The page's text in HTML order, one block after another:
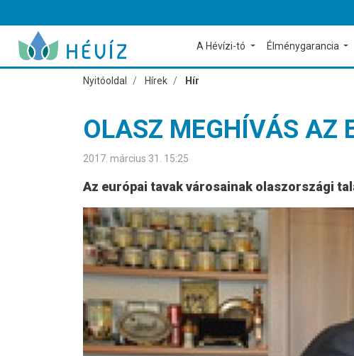
A Hévízi-tó Élménygarancia
Nyitóoldal Hírek Hír
OLASZ MEGHÍVÁS AZ
2017. március 31. 15:25
Az európai tavak városainak olaszországi